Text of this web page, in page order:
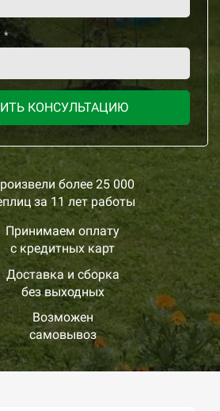
*
КОНСУЛЬТАЦИЮ
более 25 000
за 11 лет работы
Принимаем оплату
с кредитных карт
Доставка и сборка
без выходных
Возможен
самовывоз